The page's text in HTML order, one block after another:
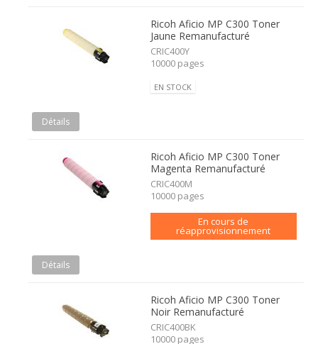
Ricoh Aficio MP C300 Toner
Jaune Remanufacturé
CRIC400Y
10000 pages
EN STOCK
Détails
Ricoh Aficio MP C300 Toner
Magenta Remanufacturé
CRIC400M
10000 pages
En cours de
réapprovisionnement
Détails
Ricoh Aficio MP C300 Toner
Noir Remanufacturé
CRIC400BK
10000 pages